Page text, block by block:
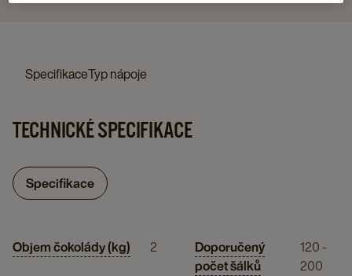
SpecifikaceTyp nápoje
TECHNICKÉ SPECIFIKACE
Specifikace
Objem čokolády (kg) 2
Doporučený
počet šálků
120 -
200